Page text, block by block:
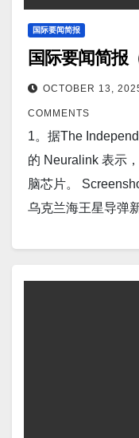
林，包括其本国公
社）——台湾经济
限制预计不会对台
稀土与芯片行业所
因“隐性”关税暂停
报道，特朗普签署
不可能的事”。
道，科学家发出紧
布的数据显示，9
国际要闻简报
国际要闻简报
OCTOBER 13,
COMMENTS
1。据The
的 Neuralink 表示
脑芯片。
乌克兰海王星导弹
存芯片实现创纪录